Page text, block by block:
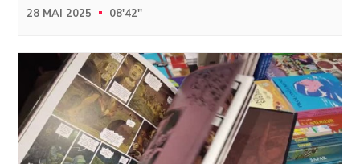
28 MAI 2025 08'42''